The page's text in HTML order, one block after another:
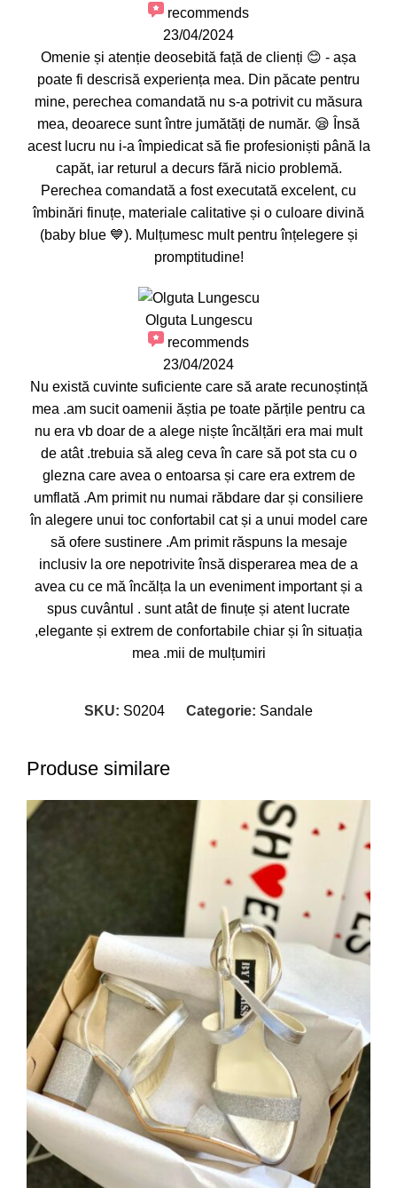
recommends
23/04/2024
Omenie și atenție deosebită față de clienți 😊 - așa
poate fi descrisă experiența mea. Din păcate pentru
mine, perechea comandată nu s-a potrivit cu măsura
mea, deoarece sunt între jumătăți de număr. 😪 Însă
acest lucru nu i-a împiedicat să fie profesioniști până la
capăt, iar returul a decurs fără nicio problemă.
Perechea comandată a fost executată excelent, cu
îmbinări finuțe, materiale calitative și o culoare divină
(baby blue 💙). Mulțumesc mult pentru înțelegere și
promptitudine!
Olguta Lungescu
recommends
23/04/2024
Nu există cuvinte suficiente care să arate recunoștință
mea .am sucit oamenii ăștia pe toate părțile pentru ca
nu era vb doar de a alege niște încălțări era mai mult
de atât .trebuia să aleg ceva în care să pot sta cu o
glezna care avea o entoarsa și care era extrem de
umflată .Am primit nu numai răbdare dar și consiliere
în alegere unui toc confortabil cat și a unui model care
să ofere sustinere .Am primit răspuns la mesaje
inclusiv la ore nepotrivite însă disperarea mea de a
avea cu ce mă încălța la un eveniment important și a
spus cuvântul . sunt atât de finuțe și atent lucrate
,elegante și extrem de confortabile chiar și în situația
mea .mii de mulțumiri
SKU: S0204 Categorie: Sandale
Produse similare